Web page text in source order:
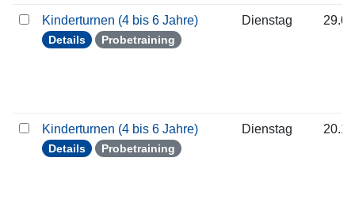
Kinderturnen (4 bis 6 Jahre)
Details Probetraining
Dienstag
Kinderturnen (4 bis 6 Jahre)
Details Probetraining
Dienstag